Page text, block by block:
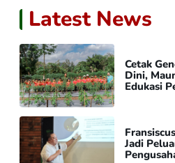
Latest News
Cetak
Dini,
Edukasi
Jadi